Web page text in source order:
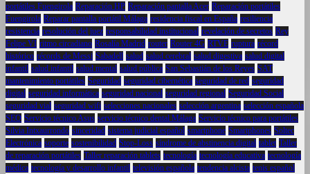
portátiles Fuengirola Reparación HP Reparación pantalla Acer Reparación portátiles
Fuengirola Reparar pantalla portátil Málaga residencia fiscal en España resiliencia
resistencia resolución del juez responsabilidad institucional revelación de secretos Rey
Felipe VI ritmo circadiano Rosalía Madrid router Router 4G RTVE ruptura récord
histórico récords de Messi Sabadell salud salud cerebral salud digestiva salud digital
infantil salud infantil salud mental salud pública San Sebastián de los Reyes SAT
mantenimiento portátiles Seguridad seguridad cibernética seguridad de red seguridad
digital seguridad informática seguridad nacional seguridad regional Seguridad Social
seguridad vial seguridad wifi selecciones nacionales selección argentina selección española
SEO Servicio técnico Asus servicio técnico dental Málaga Servicio técnico para portátiles
Silvia Intxaurrondo sinceridad sistema judicial español smartphone Smartphones Soltec
Electrónica soporte sostenibilidad Stop-Loss síndrome de abstinencia digital tablet Taller
de reparación portátiles Taller reparación tablets tecnología tecnología educativa tecnología
médica tecnología y desarrollo infantil televisión española tendencia alcista tenis español